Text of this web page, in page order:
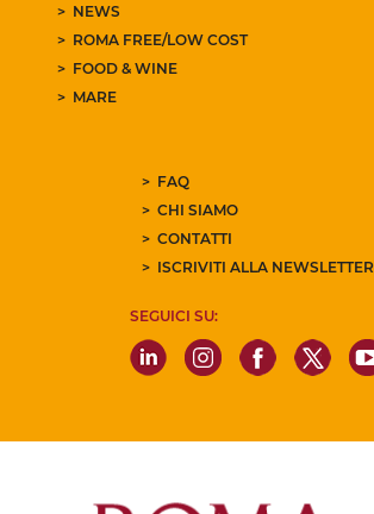
NEWS
ROMA FREE/LOW COST
FOOD & WINE
MARE
FAQ
CHI SIAMO
CONTATTI
ISCRIVITI ALLA NEWSLETTER
SEGUICI SU: